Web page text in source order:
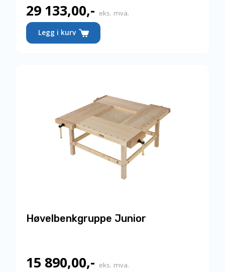
29 133,00,- eks. mva.
Legg i kurv
Høvelbenkgruppe Junior
15 890,00,- eks. mva.